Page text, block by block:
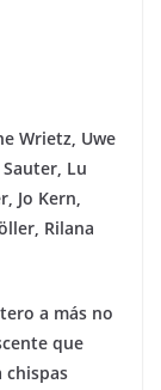
Wrietz, Uwe
Lu
Jo Kern,
ller, Rilana
a más no
que
chispas